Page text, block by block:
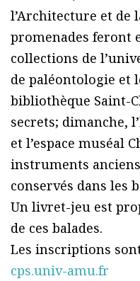
l’Architecture et de
promenades feront
collections de
de paléontologie et
bibliothèque Saint-
secrets; dimanche,
et l’espace muséal
instruments
conservés dans les
Un livret-jeu est
de ces balades.
Les inscriptions
cps.univ-amu.fr